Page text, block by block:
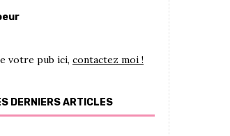
votre pub ici, contactez moi !
DERNIERS ARTICLES